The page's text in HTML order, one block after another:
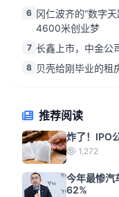
6 冈仁波齐的“数字
4600米创业梦
7 长鑫上市，中金公
8 贝壳给刚毕业的租
推荐阅读
炸了！IPO
1,272
今年最惨汽
62%